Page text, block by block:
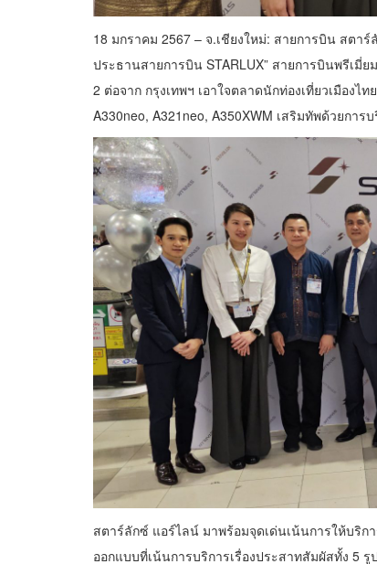
18 มกราคม 2567 – จ.เชียงใหม่: สายการบิน สตา
ประธานสายการบิน STARLUX” สายการบินพรีเ
2 ต่อจาก กรุงเทพฯ เอาใจตลาดนักท่องเที่ยวเมือง
A330neo, A321neo, A350XWM เสริมทัพด้วยกา
สตาร์ลักซ์ แอร์ไลน์ มาพร้อมจุดเด่นเน้นการให้บริ
ออกแบบที่เน้นการบริการเรื่องประสาทสัมผัสทั้ง 5